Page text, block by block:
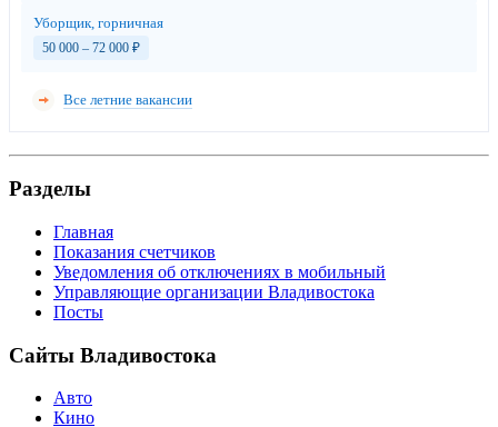
Уборщик, горничная
50 000 – 72 000 ₽
Все летние вакансии
Разделы
Главная
Показания счетчиков
Уведомления об отключениях в мобильный
Управляющие организации Владивостока
Посты
Сайты Владивостока
Авто
Кино